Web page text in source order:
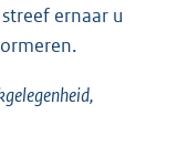
ernaar u